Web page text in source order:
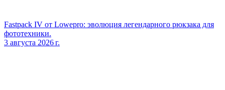
Fastpack IV от Lowepro: эволюция легендарного рюкзака для
фототехники.
3 августа 2026 г.